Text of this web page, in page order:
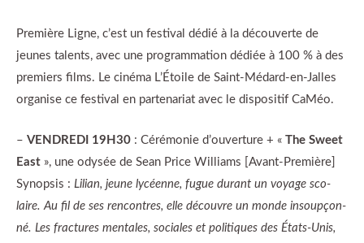
Première Ligne, c’est un festival dédié à la découverte de
jeunes talents, avec une programmation dédiée à 100 % à des
premiers films. Le cinéma L’Étoile de Saint-Médard-en-Jalles
organise ce festival en partenariat avec le dispositif CaMéo.
– VENDREDI 19H30 : Cérémonie d’ouverture + « The Sweet
East », une odysée de Sean Price Williams [Avant-Première]
Synopsis : Lilian, jeune lycéenne, fugue durant un voyage sco­
laire. Au fil de ses ren­contres, elle découvre un monde insoup­çon­
né. Les frac­tures men­tales, sociales et poli­tiques des États-Unis,